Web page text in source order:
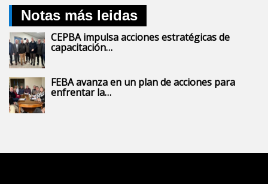
Notas más leidas
CEPBA impulsa acciones estratégicas de
capacitación…
FEBA avanza en un plan de acciones para
enfrentar la…